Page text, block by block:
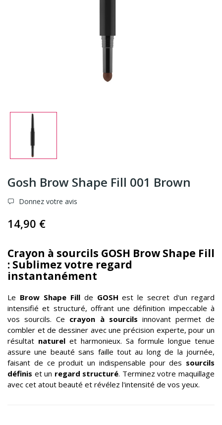
Gosh Brow Shape Fill 001 Brown
Donnez votre avis
14,90 €
Crayon à sourcils GOSH Brow Shape Fill
: Sublimez votre regard
instantanément
Le Brow Shape Fillde GOSH est le secret d'un regard
intensifié et structuré, offrant une définition impeccable à
vos sourcils. Ce crayon à sourcils innovant permet de
combler et de dessiner avec une précision experte, pour un
résultat naturel et harmonieux. Sa formule longue tenue
assure une beauté sans faille tout au long de la journée,
faisant de ce produit un indispensable pour des sourcils
définis et un regard structuré. Terminez votre maquillage
avec cet atout beauté et révélez l'intensité de vos yeux.